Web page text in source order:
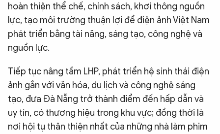
hoàn thiện thể chế, chính sách, khơi thông nguồn
lực, tạo môi trường thuận lợi để điện ảnh Việt Nam
phát triển bằng tài năng, sáng tạo, công nghệ và
nguồn lực.
Tiếp tục nâng tầm LHP, phát triển hệ sinh thái điện
ảnh gắn với văn hóa, du lịch và công nghệ sáng
tạo, đưa Đà Nẵng trở thành điểm đến hấp dẫn và
uy tín, có thương hiệu trong khu vực; đồng thời là
nơi hội tụ thân thiện nhất của những nhà làm phim